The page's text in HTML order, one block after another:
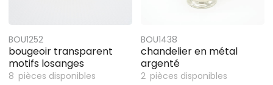
BOU1252
bougeoir transparent
motifs losanges
8 pièces disponibles
BOU1438
chandelier en métal
argenté
2 pièces disponibles